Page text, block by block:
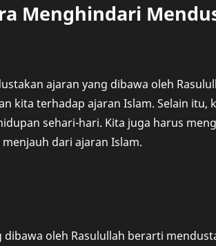
Menghindari
ajaran yang dibawa oleh
kita terhadap ajaran Islam. Selain itu,
sehari-hari. Kita juga harus
dari ajaran Islam.
oleh Rasulullah berarti